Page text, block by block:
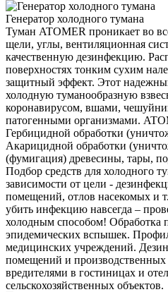
Генератор холодного тумана
Туман ATOMER проникает во
щели, углы, вентиляционная
качественную дезинфекцию.
поверхностях тонким сухим
защитный эффект. Этот
холодную туманообразную
коронавирусом, вшами,
патогенными организмами.
Гербицидной обработки
Акарицидной обработки
(фумигация) древесины, тары,
Подбор средств для холодного
зависимости от цели -
помещений, отлов насекомых и
убить инфекцию навсегда –
холодным способом! Обработка
эпидемических вспышек.
медицинских учреждений.
помещений и производственных
вредителями в гостиницах и
сельскохозяйственных объектов.